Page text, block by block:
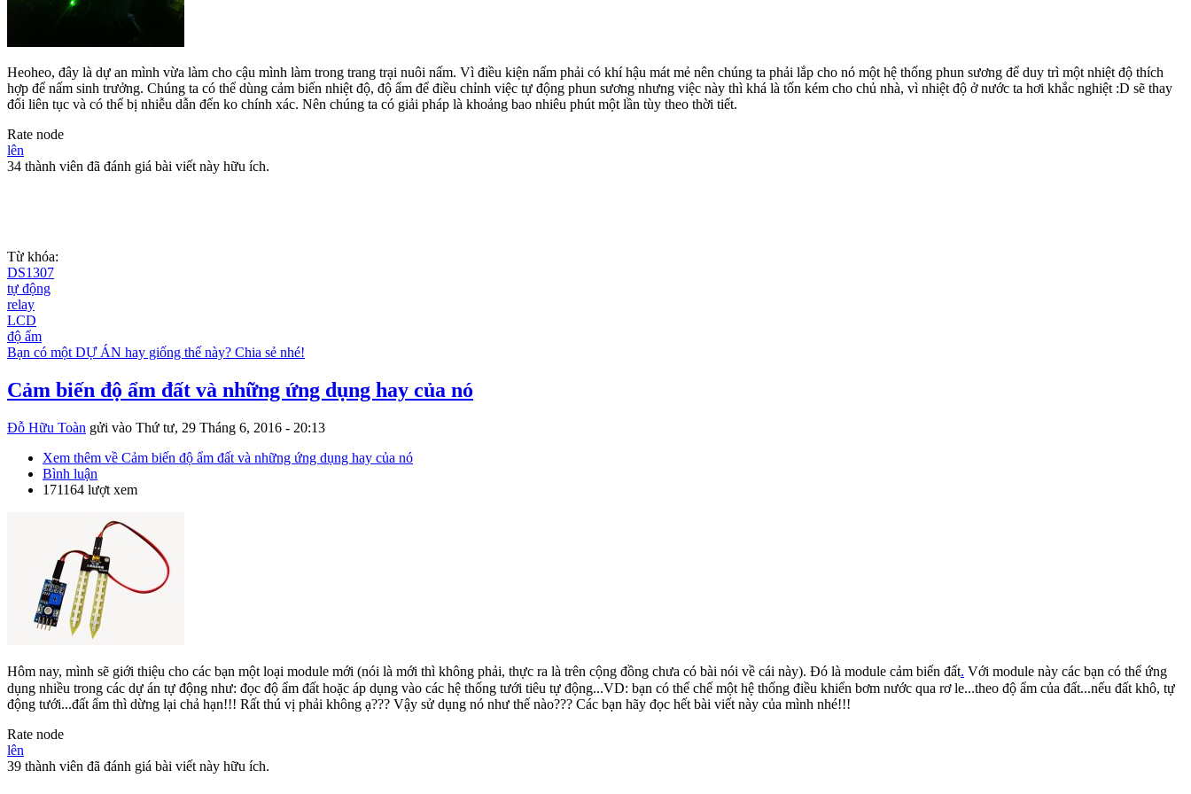
Heoheo, đây là dự an mình vừa làm cho cậu mình làm trong trang trại nuôi nấm. Vì điều kiện nấm phải có khí hậu mát mẻ nên chúng ta phải lắp cho nó một hệ thống phun sương để duy trì một nhiệt độ thích
hợp để nấm sinh trưởng. Chúng ta có thể dùng cảm biến nhiệt độ, độ ẩm để điều chỉnh việc tự động phun sương nhưng việc này thì khá là tốn kém cho chủ nhà, vì nhiệt độ ở nước ta hơi khắc nghiệt :D sẽ thay
đổi liên tục và có thể bị nhiễu dẫn đến ko chính xác. Nên chúng ta có giải pháp là khoảng bao nhiêu phút một lần tùy theo thời tiết.
Rate node
lên
34 thành viên đã đánh giá bài viết này hữu ích.
Từ khóa:
DS1307
tự động
relay
LCD
độ ẩm
Bạn có một DỰ ÁN hay giống thế này? Chia sẻ nhé!
Cảm biến độ ẩm đất và những ứng dụng hay của nó
Đỗ Hữu Toàn gửi vào Thứ tư, 29 Tháng 6, 2016 - 20:13
Xem thêm về Cảm biến độ ẩm đất và những ứng dụng hay của nó
Bình luận
171164 lượt xem
Hôm nay, mình sẽ giới thiệu cho các bạn một loại module mới (nói là mới thì không phải, thực ra là trên cộng đồng chưa có bài nói về cái này). Đó là module cảm biến đất. Với module này các bạn có thể ứng
dụng nhiều trong các dự án tự động như: đọc độ ẩm đất hoặc áp dụng vào các hệ thống tưới tiêu tự động...VD: bạn có thể chế một hệ thống điều khiển bơm nước qua rơ le...theo độ ẩm của đất...nếu đất khô, tự
động tưới...đất ẩm thì dừng lại chả hạn!!! Rất thú vị phải không ạ??? Vậy sử dụng nó như thế nào??? Các bạn hãy đọc hết bài viết này của mình nhé!!!
Rate node
lên
39 thành viên đã đánh giá bài viết này hữu ích.